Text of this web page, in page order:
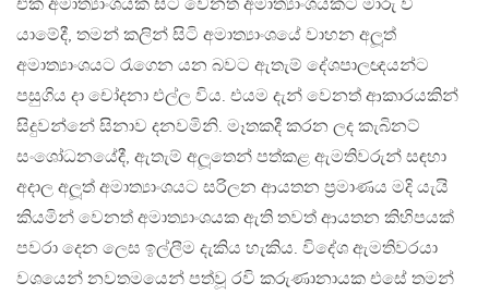
එක අමාත්‍යාංශයක සිට වෙනත් අමාත්‍යාංශයකට මාරු වී
යාමේදී, තමන් කලින් සිටි අමාත්‍යාංශයේ වාහන අලූත්
අමාත්‍යාංශයට රැගෙන යන බවට ඇතැම් දේශපාලඥයන්ට
පසුගිය දා චෝදනා එල්ල විය. එයම දැන් වෙනත් ආකාරයකින්
සිදුවන්නේ සිනාව දනවමිනි. මෑතකදී කරන ලද කැබිනට්
සංශෝධනයේදී, ඇතැම් අලූතෙන් පත්කළ ඇමතිවරුන් සඳහා
අදාල අලූත් අමාත්‍යාංශයට සරිලන ආයතන ප‍්‍රමාණය මදි යැයි
කියමින් වෙනත් අමාත්‍යාංශයක ඇති තවත් ආයතන කිහිපයක්
පවරා දෙන ලෙස ඉල්ලීම දැකිය හැකිය. විදේශ ඇමතිවරයා
වශයෙන් නවතමයෙන් පත්වූ රවි කරුණානායක එසේ තමන්